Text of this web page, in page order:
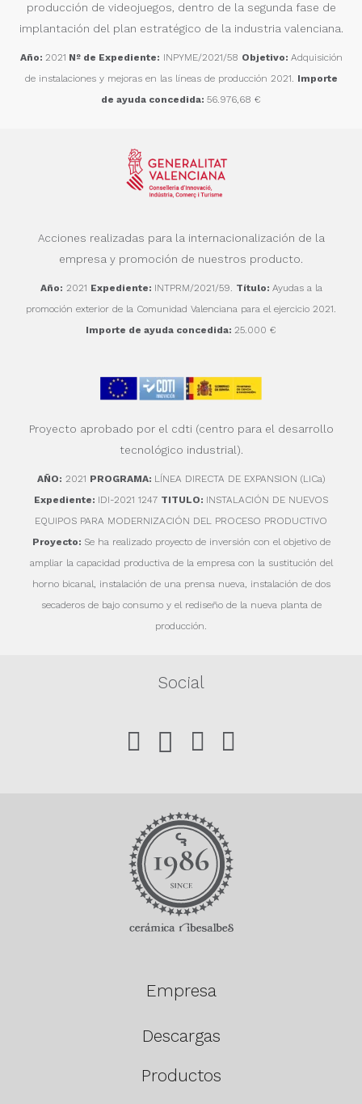
producción de videojuegos, dentro de la segunda fase de
implantación del plan estratégico de la industria valenciana.
Año: 2021 Nº de Expediente: INPYME/2021/58 Objetivo: Adquisición
de instalaciones y mejoras en las líneas de producción 2021. Importe
de ayuda concedida: 56.976,68 €
Acciones realizadas para la internacionalización de la
empresa y promoción de nuestros producto.
Año: 2021 Expediente: INTPRM/2021/59. Título: Ayudas a la
promoción exterior de la Comunidad Valenciana para el ejercicio 2021.
Importe de ayuda concedida: 25.000 €
Proyecto aprobado por el cdti (centro para el desarrollo
tecnológico industrial).
AÑO: 2021 PROGRAMA: LÍNEA DIRECTA DE EXPANSION (LICa)
Expediente: IDI-2021 1247 TITULO: INSTALACIÓN DE NUEVOS
EQUIPOS PARA MODERNIZACIÓN DEL PROCESO PRODUCTIVO
Proyecto: Se ha realizado proyecto de inversión con el objetivo de
ampliar la capacidad productiva de la empresa con la sustitución del
horno bicanal, instalación de una prensa nueva, instalación de dos
secaderos de bajo consumo y el rediseño de la nueva planta de
producción.
Social
Empresa
Descargas
Productos